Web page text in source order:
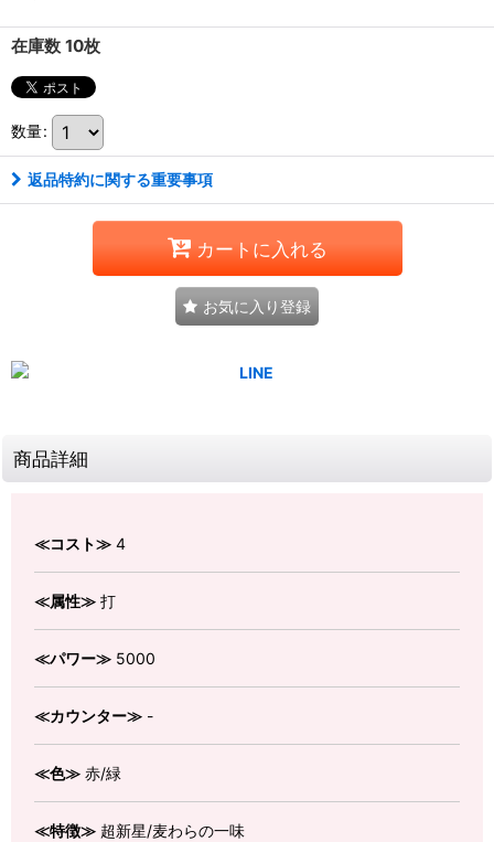
在庫数 10枚
数量:
返品特約に関する重要事項
カートに入れる
お気に入り登録
商品詳細
≪コスト≫ 4
≪属性≫ 打
≪パワー≫ 5000
≪カウンター≫ -
≪色≫ 赤/緑
≪特徴≫ 超新星/麦わらの一味